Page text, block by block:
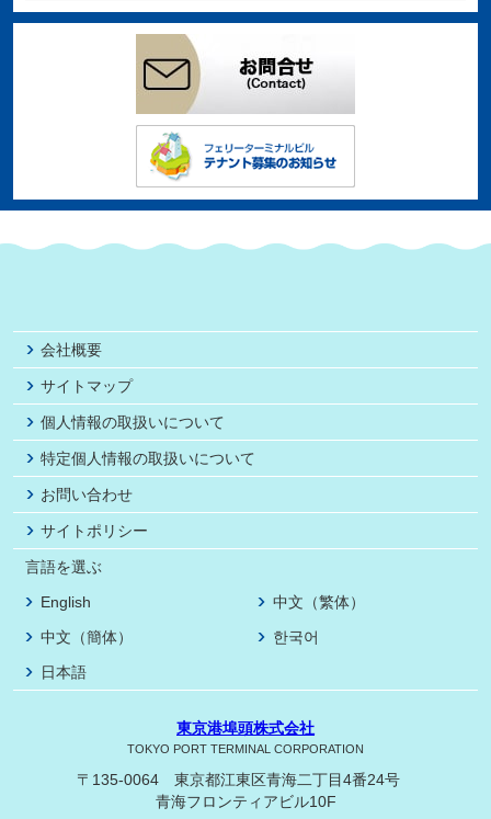
会社概要
サイトマップ
個人情報の取扱いについて
特定個人情報の取扱いについて
お問い合わせ
サイトポリシー
言語を選ぶ
English
中文（繁体）
中文（簡体）
한국어
日本語
東京港埠頭株式会社
TOKYO PORT TERMINAL CORPORATION
〒135-0064 東京都江東区青海二丁目4番24号
青海フロンティアビル10F